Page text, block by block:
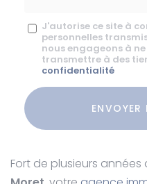
Message
J'autorise ce site à
personnelles
nous engageons à
transmettre à des
confidentialité
Acceptation
RGPD
*
Fort de plusieurs années